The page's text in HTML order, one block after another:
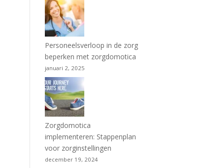
Personeelsverloop in de zorg
beperken met zorgdomotica
januari 2, 2025
Zorgdomotica
implementeren: Stappenplan
voor zorginstellingen
december 19, 2024